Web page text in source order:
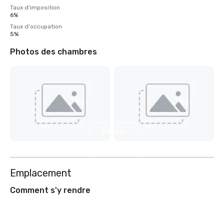
Taux d'imposition
6%
Taux d'occupation
5%
Photos des chambres
Emplacement
Comment s'y rendre